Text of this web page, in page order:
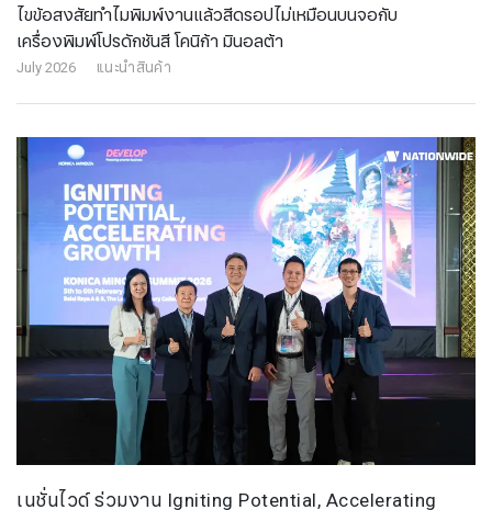
ไขข้อสงสัยทำไมพิมพ์งานแล้วสีดรอปไม่เหมือนบนจอกับ
เครื่องพิมพ์โปรดักชันสี โคนิก้า มินอลต้า
July 2026 แนะนำสินค้า
เนชั่นไวด์ ร่วมงาน Igniting Potential, Accelerating